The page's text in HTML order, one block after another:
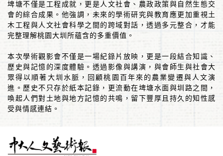
埤塘不僅是工程成就，更是人文社會、農政政策與自然生態交
會的綜合成果。他強調，未來的學術研究與教育應更加重視土
木工程與人文社會科學之間的跨域對話，透過多元整合，才能
完整理解桃園大圳所蘊含的多重價值。
本次學術觀影會不僅是一場紀錄片放映，更是一段結合知識、
歷史與記憶的深度體驗。透過影像與講演，與會師生與社會大
眾得以順著大圳水脈，回顧桃園百年來的農業變遷與人文演
進。歷史不只存於紙本記錄，更流動在埤塘水面與圳路之間，
喚起人們對土地與地方記憶的共鳴，留下豐厚且持久的知性感
受與情感連結。